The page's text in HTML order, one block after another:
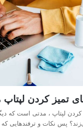
تمیز کردن
کردن لپتاپ ، مدتی است که
پس نکات و ترفندهایی که